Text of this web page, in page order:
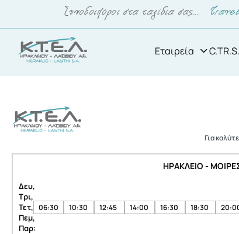
Εταιρεία C.TR.S.
Για
ΗΡΑΚΛΕΙΟ -
Δευ,
Τρι,
Τετ,
Πεμ,
Παρ:
06:30 10:30 12:45 14:00 16:30 18:30